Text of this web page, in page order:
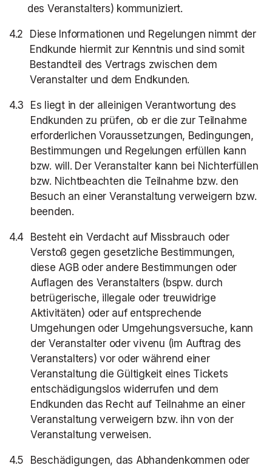
des Veranstalters) kommuniziert.
Diese Informationen und Regelungen nimmt der
Endkunde hiermit zur Kenntnis und sind somit
Bestandteil des Vertrags zwischen dem
Veranstalter und dem Endkunden.
Es liegt in der alleinigen Verantwortung des
Endkunden zu prüfen, ob er die zur Teilnahme
erforderlichen Voraussetzungen, Bedingungen,
Bestimmungen und Regelungen erfüllen kann
bzw. will. Der Veranstalter kann bei Nichterfüllen
bzw. Nichtbeachten die Teilnahme bzw. den
Besuch an einer Veranstaltung verweigern bzw.
beenden.
Besteht ein Verdacht auf Missbrauch oder
Verstoß gegen gesetzliche Bestimmungen,
diese AGB oder andere Bestimmungen oder
Auflagen des Veranstalters (bspw. durch
betrügerische, illegale oder treuwidrige
Aktivitäten) oder auf entsprechende
Umgehungen oder Umgehungsversuche, kann
der Veranstalter oder vivenu (im Auftrag des
Veranstalters) vor oder während einer
Veranstaltung die Gültigkeit eines Tickets
entschädigungslos widerrufen und dem
Endkunden das Recht auf Teilnahme an einer
Veranstaltung verweigern bzw. ihn von der
Veranstaltung verweisen.
Beschädigungen, das Abhandenkommen oder